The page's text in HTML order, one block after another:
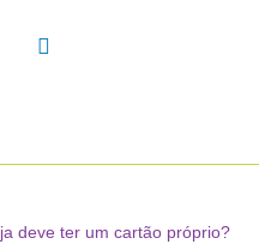
deve ter um cartão próprio?